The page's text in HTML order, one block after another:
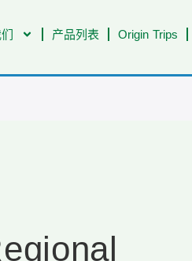
产品列表 Origin Trips